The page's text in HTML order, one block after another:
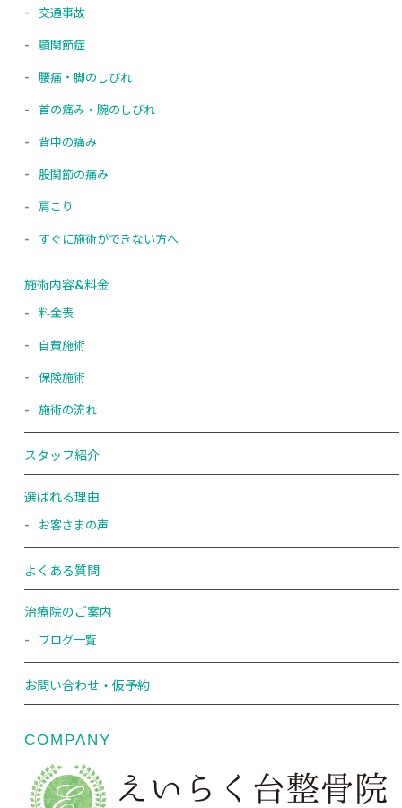
交通事故
顎関節症
腰痛・脚のしびれ
首の痛み・腕のしびれ
背中の痛み
股関節の痛み
肩こり
すぐに施術ができない方へ
施術内容&料金
料金表
自費施術
保険施術
施術の流れ
スタッフ紹介
選ばれる理由
お客さまの声
よくある質問
治療院のご案内
ブログ一覧
お問い合わせ・仮予約
COMPANY